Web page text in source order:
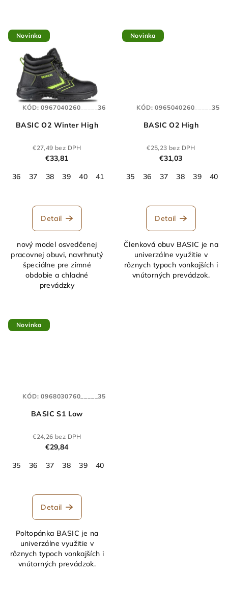
Novinka
BASIC O2 Winter High
€27,49 bez DPH
€33,81
36
37 38 39 40 41 43 44 45 46 47 48
Detail
nový model osvedčenej
pracovnej obuvi, navrhnutý
špeciálne pre zimné
obdobie a chladné
prevádzky
KÓD:0967040260_____36
Novinka
BASIC O2 High
€25,23 bez DPH
€31,03
35
36 37 38 39 40
Detail
Členková obuv BASIC je na
univerzálne využitie v
rôznych typoch vonkajších i
vnútorných prevádzok.
KÓD:0965040260_____35
Novinka
BASIC S1 Low
€24,26 bez DPH
€29,84
35
36 37 38 39 40
Detail
Poltopánka BASIC je na
univerzálne využitie v
rôznych typoch vonkajších i
vnútorných prevádzok.
KÓD:0968030760_____35